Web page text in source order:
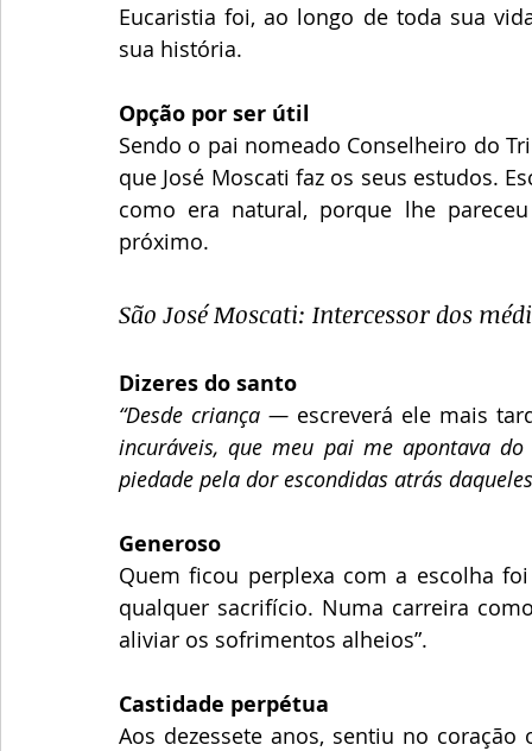
Eucaristia foi, ao longo de toda sua
sua história.
Opção por ser útil
Sendo o pai nomeado Conselheiro do
que José Moscati faz os seus estudos.
como era natural, porque lhe
próximo.
São José Moscati: Intercessor dos
Dizeres do santo
“Desde criança — escreverá ele mais
incuráveis, que meu pai me apontava
piedade pela dor escondidas atrás
Generoso
Quem ficou perplexa com a escolha
qualquer sacrifício. Numa carreira
aliviar os sofrimentos alheios”.
Castidade perpétua
Aos dezessete anos, sentiu no